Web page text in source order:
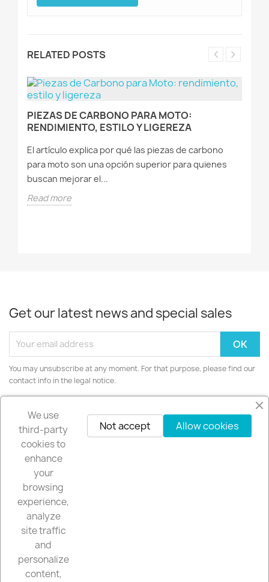
RELATED POSTS
PIEZAS DE CARBONO PARA MOTO:
RENDIMIENTO, ESTILO Y LIGEREZA
El artículo explica por qué las piezas de carbono
para moto son una opción superior para quienes
buscan mejorar el...
Read more
Get our latest news and special sales
You may unsubscribe at any moment. For that purpose, please find our
contact info in the legal notice.
Instagram
PRODUCTS
OUR COMPANY
YOUR ACCOUNT
STORE INFORMATION
We use
third-party
cookies to
enhance
your
browsing
experience,
analyze
site traffic
and
personalize
content,
Allow cookies
Not accept